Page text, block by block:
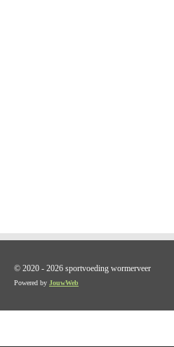
© 2020 - 2026 sportvoeding wormerveer
Powered by JouwWeb